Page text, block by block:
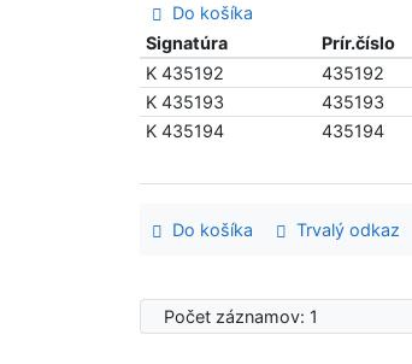
Do košíka
Signatúra
Prír.číslo
K 435192
435192
K 435193
435193
K 435194
435194
Do košíka Trvalý odkaz
Počet záznamov: 1